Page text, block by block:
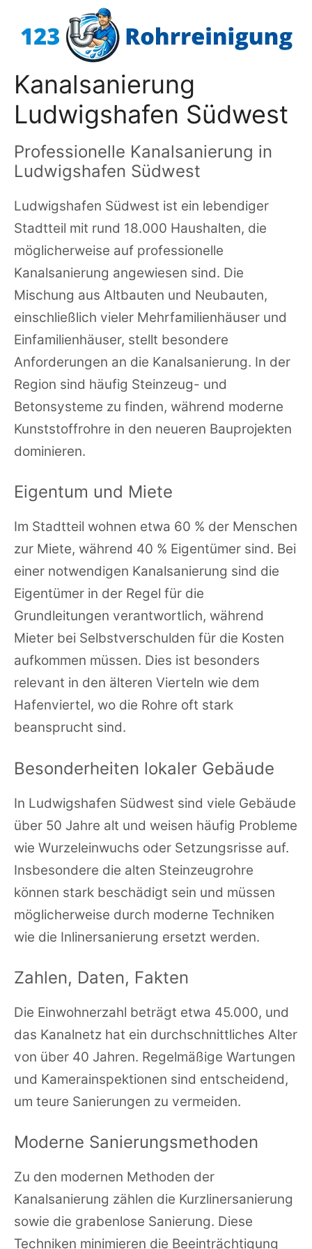
Inhalt
Kanalsanierung
Ludwigshafen Südwest
Professionelle Kanalsanierung in
Ludwigshafen Südwest
Ludwigshafen Südwest ist ein lebendiger
Stadtteil mit rund 18.000 Haushalten, die
möglicherweise auf professionelle
Kanalsanierung angewiesen sind. Die
Mischung aus Altbauten und Neubauten,
einschließlich vieler Mehrfamilienhäuser und
Einfamilienhäuser, stellt besondere
Anforderungen an die Kanalsanierung. In der
Region sind häufig Steinzeug- und
Betonsysteme zu finden, während moderne
Kunststoffrohre in den neueren Bauprojekten
dominieren.
Eigentum und Miete
Im Stadtteil wohnen etwa 60 % der Menschen
zur Miete, während 40 % Eigentümer sind. Bei
einer notwendigen Kanalsanierung sind die
Eigentümer in der Regel für die
Grundleitungen verantwortlich, während
Mieter bei Selbstverschulden für die Kosten
aufkommen müssen. Dies ist besonders
relevant in den älteren Vierteln wie dem
Hafenviertel, wo die Rohre oft stark
beansprucht sind.
Besonderheiten lokaler Gebäude
In Ludwigshafen Südwest sind viele Gebäude
über 50 Jahre alt und weisen häufig Probleme
wie Wurzeleinwuchs oder Setzungsrisse auf.
Insbesondere die alten Steinzeugrohre
können stark beschädigt sein und müssen
möglicherweise durch moderne Techniken
wie die Inlinersanierung ersetzt werden.
Zahlen, Daten, Fakten
Die Einwohnerzahl beträgt etwa 45.000, und
das Kanalnetz hat ein durchschnittliches Alter
von über 40 Jahren. Regelmäßige Wartungen
und Kamerainspektionen sind entscheidend,
um teure Sanierungen zu vermeiden.
Moderne Sanierungsmethoden
Zu den modernen Methoden der
Kanalsanierung zählen die Kurzlinersanierung
sowie die grabenlose Sanierung. Diese
Techniken minimieren die Beeinträchtigung